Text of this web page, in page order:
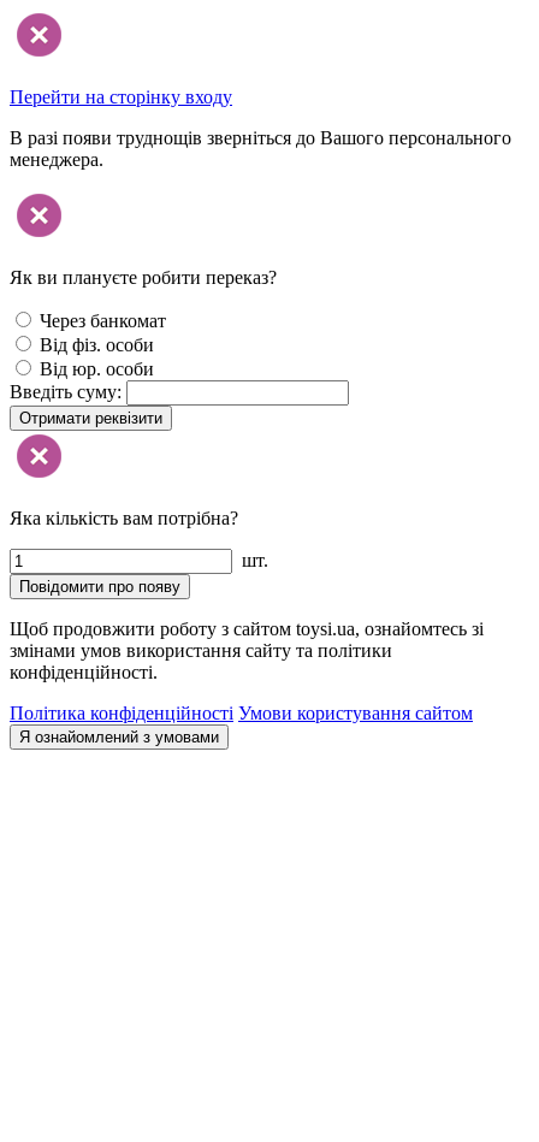
Перейти на сторінку входу
В разі появи труднощів зверніться до Вашого персонального
менеджера.
Як ви плануєте робити переказ?
Через банкомат
Від фіз. особи
Від юр. особи
Введіть суму:
Отримати реквізити
Яка кількість вам потрібна?
шт.
Повідомити про появу
Щоб продовжити роботу з сайтом toysi.ua, ознайомтесь зі
змінами умов використання сайту та політики
конфіденційності.
Політика конфіденційності Умови користування сайтом
Я ознайомлений з умовами